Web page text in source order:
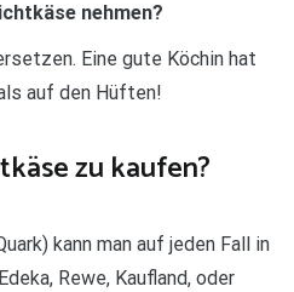
nehmen?
Eine gute Köchin hat
auf den Hüften!
zu kaufen?
kann man auf jeden Fall in
Rewe, Kaufland, oder